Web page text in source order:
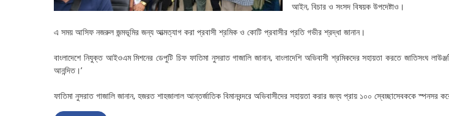
আইন, বিচার ও সংসদ বিষয়ক উপদেষ্টাও।
এ সময় আসিফ নজরুল জন্মভূমির জন্য আত্মত্যাগ করা প্রবাসী শ্রমিক ও কোটি প্রবাসীর প্রতি গভীর শ্রদ্ধা জানান।
বাংলাদেশে নিযুক্ত আইওএম মিশনের ডেপুটি চিফ ফাতিমা নুসরাত গাজালি জানান, বাংলাদেশি অভিবাসী শ্রমিকদের সহায়তা করতে জাতিসংঘ
আনন্দিত।’
ফাতিমা নুসরাত গাজালি জানান, হজরত শাহজালাল আন্তর্জাতিক বিমানবন্দরে অভিবাসীদের সহায়তা করার জন্য প্রায় ১০০ স্বেচ্ছাসেবককে